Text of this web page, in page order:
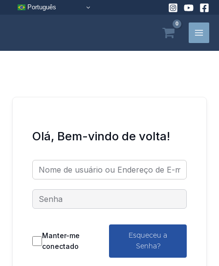
Pular
Português
Olá, Bem-vindo de volta!
Manter-me
conectado
Esqueceu a
Senha?